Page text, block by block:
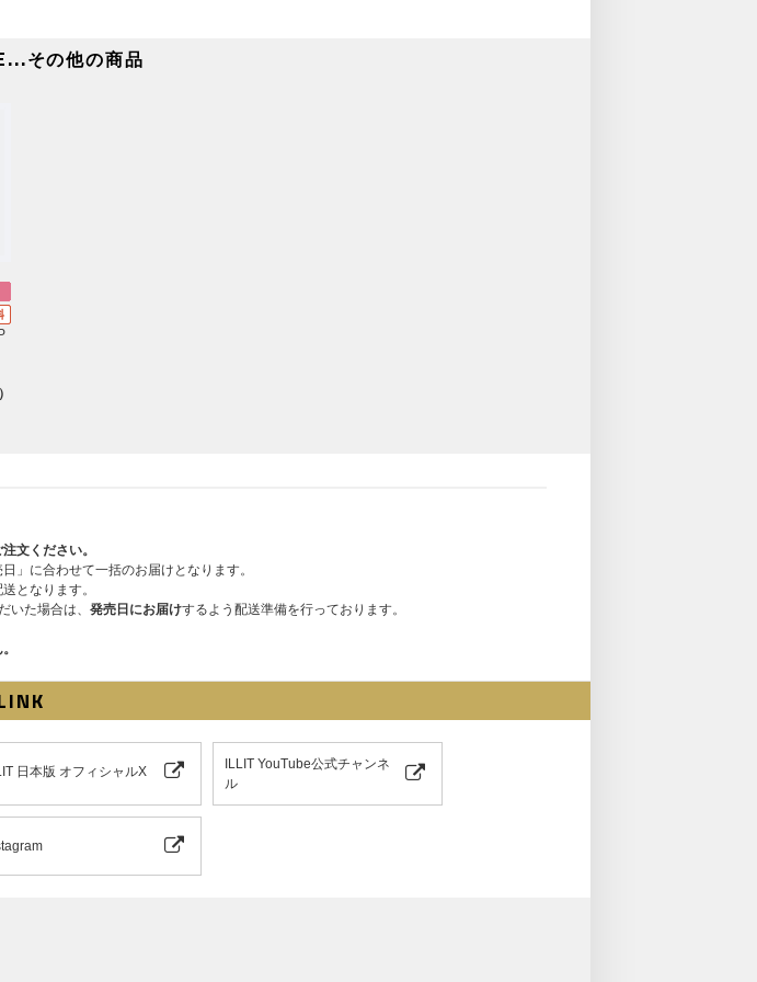
その他の商品
文ください。
」に合わせて一括のお届けとなります。
となります。
いた場合は、 発売日にお届けするよう配送準備を行っております。
日本版 オフィシャルX
ILLIT YouTube公式チャンネ
ル